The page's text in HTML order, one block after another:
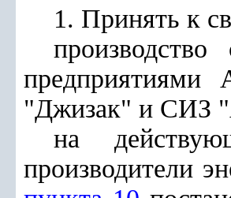
1. Принять к
предприятиями
"Джизак" и СИЗ
на
производители